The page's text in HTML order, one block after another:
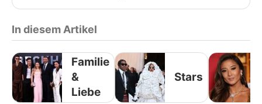
In diesem Artikel
Familie
&
Liebe
Stars